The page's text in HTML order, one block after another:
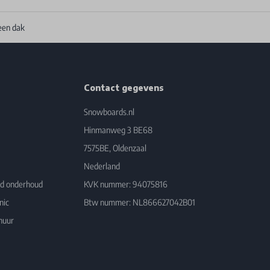
dak
onderhoud
Contact gegevens
Snowboards.nl
Hinmanweg 3 BE68
7575BE, Oldenzaal
Nederland
KVK nummer: 94075816
Btw nummer: NL866627042B01